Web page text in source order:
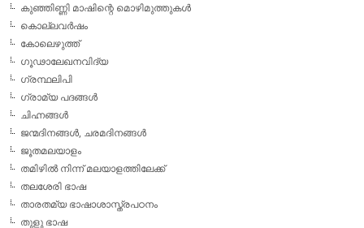
കുഞ്ഞിണ്ണി മാഷിന്റെ മൊഴിമുത്തുകള്‍
കൊല്ലവര്‍ഷം
കോലെഴുത്ത്
ഗൂഢാലേഖനവിദ്യ
ഗ്രന്ഥലിപി
ഗ്രാമ്യ പദങ്ങള്‍
ചിഹ്നങ്ങള്‍
ജന്മദിനങ്ങള്‍, ചരമദിനങ്ങള്‍
ജൂതമലയാളം
തമിഴില്‍ നിന്ന് മലയാളത്തിലേക്ക്
തലശേരി ഭാഷ
താരതമ്യ ഭാഷാശാസ്ത്രപഠനം
തുളു ഭാഷ